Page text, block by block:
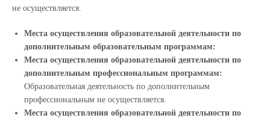
не осуществляется.
Места осуществления образовательной деятельности по
дополнительным образовательным программам:
Места осуществления образовательной деятельности по
дополнительным профессиональным программам:
Образовательная деятельность по дополнительным
профессиональным не осуществляется.
Места осуществления образовательной деятельности по